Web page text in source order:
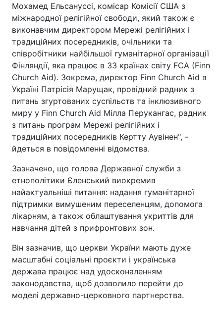
Мохамед Ельcануссі, комісар Комісії США з
міжнародної релігійної свободи, який також є
виконавчим директором Мережі релігійних і
традиційних посередників, очільники та
співробітники найбільшої гуманітарної організації
Фінляндії, яка працює в 33 країнах світу FCA (Finn
Church Aid). Зокрема, директор Finn Church Aid в
Україні Патрісія Марущак, провідний радник з
питань згуртованих суспільств та інклюзивного
миру у Finn Church Aid Мілла Перукангас, радник
з питань програм Мережі релігійних і
традиційних посередників Кертту Аувінен", -
йдеться в повідомленні відомства.
Зазначено, що голова Державної служби з
етнополітики Єленський виокремив
найактуальніші питання: надання гуманітарної
підтримки вимушеним переселенцям, допомога
лікарням, а також облаштування укриттів для
навчання дітей з прифронтових зон.
Він зазначив, що церкви України мають дуже
масштабні соціальні проєкти і українська
держава працює над удосконаленням
законодавства, щоб дозволило перейти до
моделі державно-церковного партнерства.